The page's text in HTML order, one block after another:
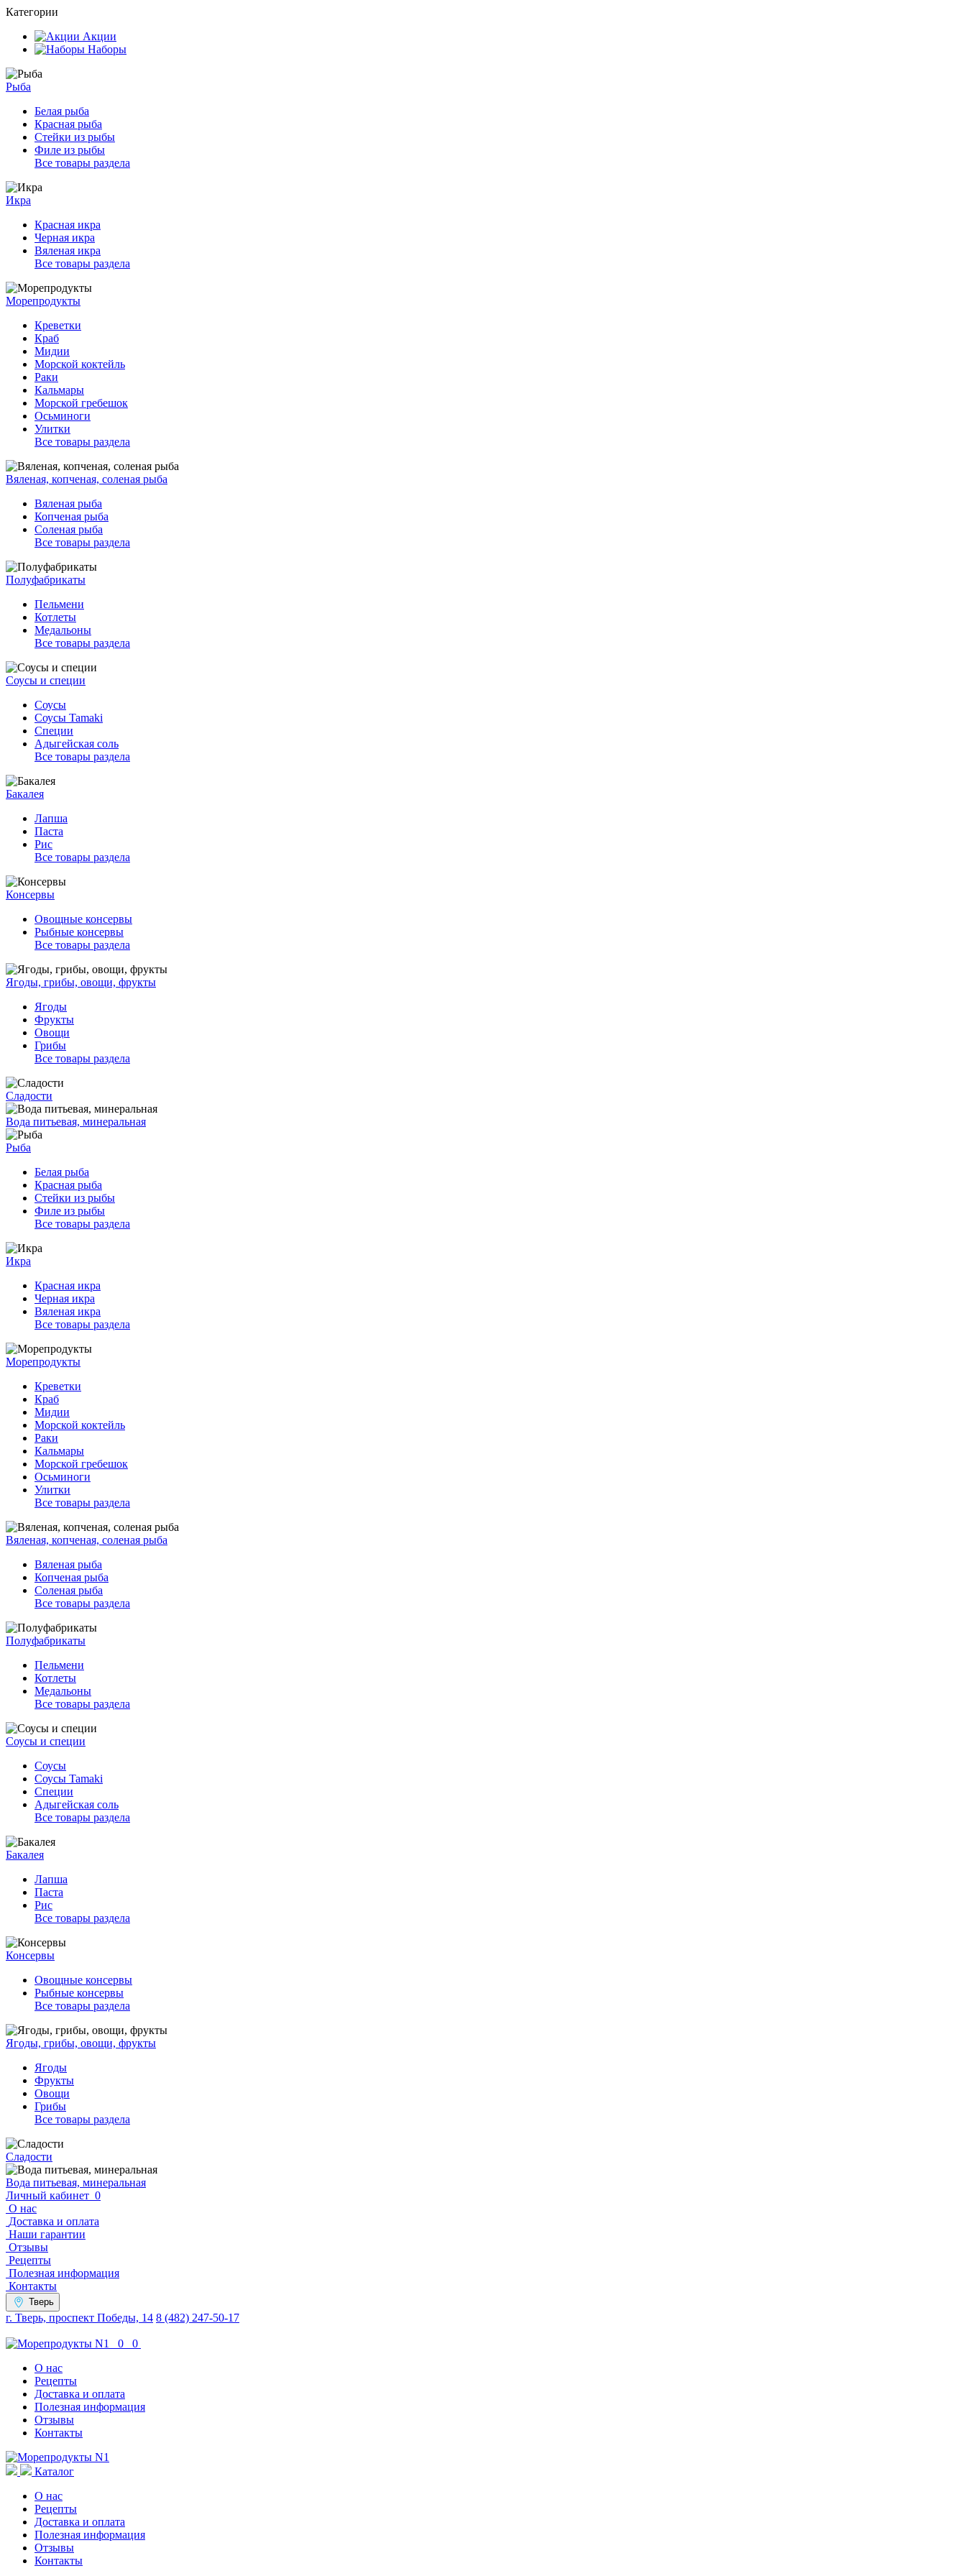
Категории
Акции
Наборы
Рыба
Белая рыба
Красная рыба
Стейки из рыбы
Филе из рыбы
Все товары раздела
Икра
Красная икра
Черная икра
Вяленая икра
Все товары раздела
Морепродукты
Креветки
Краб
Мидии
Морской коктейль
Раки
Кальмары
Морской гребешок
Осьминоги
Улитки
Все товары раздела
Вяленая, копченая, соленая рыба
Вяленая рыба
Копченая рыба
Соленая рыба
Все товары раздела
Полуфабрикаты
Пельмени
Котлеты
Медальоны
Все товары раздела
Соусы и специи
Соусы
Соусы Tamaki
Специи
Адыгейская соль
Все товары раздела
Бакалея
Лапша
Паста
Рис
Все товары раздела
Консервы
Овощные консервы
Рыбные консервы
Все товары раздела
Ягоды, грибы, овощи, фрукты
Ягоды
Фрукты
Овощи
Грибы
Все товары раздела
Сладости
Вода питьевая, минеральная
Рыба
Белая рыба
Красная рыба
Стейки из рыбы
Филе из рыбы
Все товары раздела
Икра
Красная икра
Черная икра
Вяленая икра
Все товары раздела
Морепродукты
Креветки
Краб
Мидии
Морской коктейль
Раки
Кальмары
Морской гребешок
Осьминоги
Улитки
Все товары раздела
Вяленая, копченая, соленая рыба
Вяленая рыба
Копченая рыба
Соленая рыба
Все товары раздела
Полуфабрикаты
Пельмени
Котлеты
Медальоны
Все товары раздела
Соусы и специи
Соусы
Соусы Tamaki
Специи
Адыгейская соль
Все товары раздела
Бакалея
Лапша
Паста
Рис
Все товары раздела
Консервы
Овощные консервы
Рыбные консервы
Все товары раздела
Ягоды, грибы, овощи, фрукты
Ягоды
Фрукты
Овощи
Грибы
Все товары раздела
Сладости
Вода питьевая, минеральная
Личный кабинет 0
О нас
Доставка и оплата
Наши гарантии
Отзывы
Рецепты
Полезная информация
Контакты
Тверь
г. Тверь, проспект Победы, 14 8 (482) 247-50-17
0
0
О нас
Рецепты
Доставка и оплата
Полезная информация
Отзывы
Контакты
Каталог
О нас
Рецепты
Доставка и оплата
Полезная информация
Отзывы
Контакты